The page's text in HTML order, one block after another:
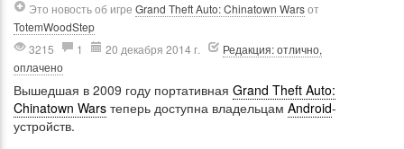
Это новость об игре Grand Theft Auto: Chinatown Warsот
TotemWoodStep
3215
1 20 декабря 2014 г.
Редакция: отлично,
оплачено
Вышедшая в 2009 году портативная Grand Theft Auto:
Chinatown Wars теперь доступна владельцам Android-
устройств.